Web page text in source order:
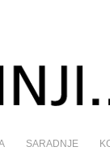
SARADNJE